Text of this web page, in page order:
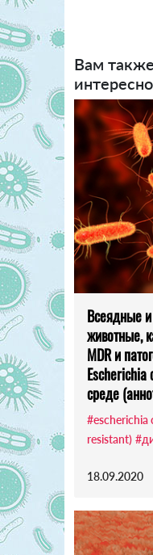
Вам
интересно
Всеядные
животные,
MDR и
среде
#escherichia
resistant)
18.09.2020